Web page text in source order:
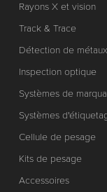
Rayons X et vision
Track & Trace
Détection de métaux
Inspection optique
Systèmes de
Systèmes
Cellule de pesage
Kits de pesage
Accessoires